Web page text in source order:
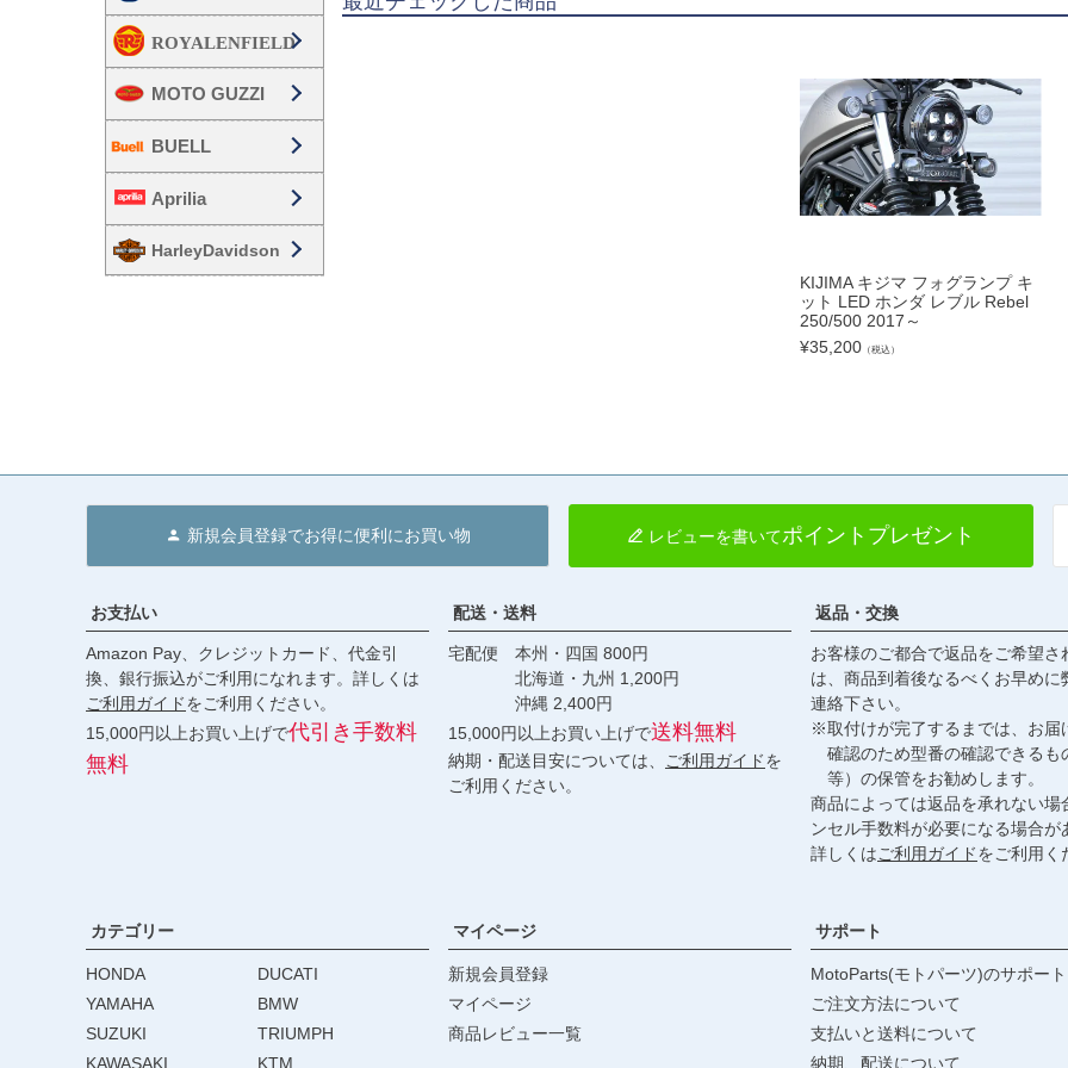
MOTO GUZZI
BUELL
Aprilia
HarleyDavidson
KIJIMA キジマ フォグランプ キ
ット LED ホンダ レブル Rebel
250/500 2017～
¥35,200（税込）
新規会員登録でお得に便利にお買い物 レビューを書いてポイントプレゼント
お支払い
Amazon Pay、クレジットカード、代金引
換、銀行振込がご利用になれます。詳しくは
ご利用ガイドをご利用ください。
15,000円以上お買い上げで代引き手数料
無料
配送・送料
宅配便 本州・四国 800円
北海道・九州 1,200円
沖縄 2,400円
15,000円以上お買い上げで送料無料
納期・配送目安については、 ご利用ガイドを
ご利用ください。
返品・交換
お客様のご都合で返品をご希望さ
は、商品到着後なるべくお早めに
連絡下さい。
※取付けが完了するまでは、お届
確認のため型番の確認できるも
等）の保管をお勧めします。
商品によっては返品を承れない場
ンセル手数料が必要になる場合が
詳しくはご利用ガイドをご利用く
カテゴリー
HONDA
YAMAHA
SUZUKI
KAWASAKI
DUCATI
BMW
TRIUMPH
KTM
マイページ
新規会員登録
マイページ
商品レビュー一覧
サポート
MotoParts(モトパーツ)のサポート
ご注文方法について
支払いと送料について
納期、配送について